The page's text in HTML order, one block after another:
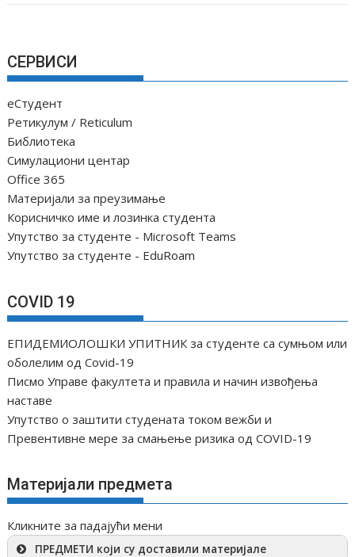
СЕРВИСИ
еСтудент
Ретикулум / Reticulum
Библиотека
Симулациони центар
Office 365
Материјали за преузимање
Корисничко име и лозинка студента
Упутство за студенте - Microsoft Teams
Упутство за студенте - EduRoam
COVID 19
ЕПИДЕМИОЛОШКИ УПИТНИК за студенте са сумњом или
оболелим од Covid-19
Писмо Управе факултета и правила и начин извођења
наставе
Упутство о заштити студената током вежби и
Превентивне мере за смањење ризика од COVID-19
Материјали предмета
Кликните за падајући мени
ПРЕДМЕТИ који су доставили материјале